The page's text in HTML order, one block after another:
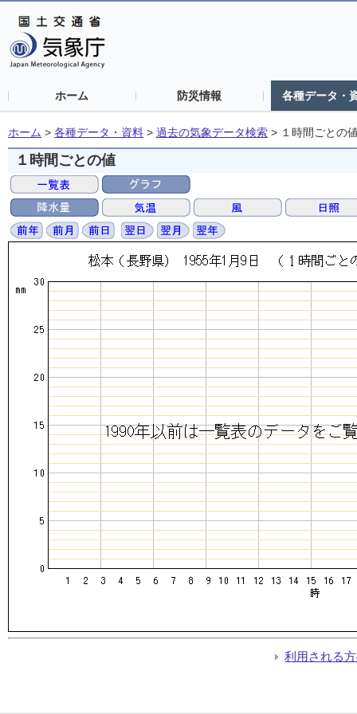
ホーム 防災情報 各種データ・
ホーム > 各種データ・資料 > 過去の気象データ検索 > １時間ごとの
１時間ごとの値
利用される